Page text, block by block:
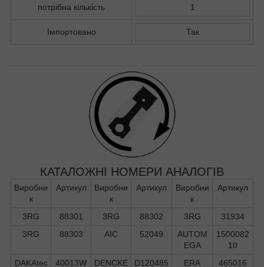
потрібна кількість 1
Імпортовано Так
КАТАЛОЖНІ НОМЕРИ АНАЛОГІВ
Виробни
к
Артикул
Виробни
к
Артикул
Виробни
к
Артикул
3RG 88301 3RG 88302 3RG
31934
3RG
88303 AIC 52049
AUTOM
EGA
1500082
10
DAKAtec
40013W
DENCKE
D120485 ERA 465016